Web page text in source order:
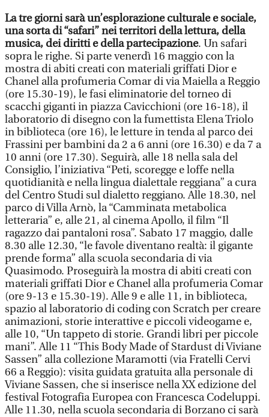
La tre giorni sarà un’esplorazione culturale e sociale,
una sorta di “safari” nei territori della lettura, della
musica, dei diritti e della partecipazione. Un safari
sopra le righe. Si parte venerdì 16 maggio con la
mostra di abiti creati con materiali griffati Dior e
Chanel alla profumeria Comar di via Maiella a Reggio
(ore 15.30-19), le fasi eliminatorie del torneo di
scacchi giganti in piazza Cavicchioni (ore 16-18), il
laboratorio di disegno con la fumettista Elena Triolo
in biblioteca (ore 16), le letture in tenda al parco dei
Frassini per bambini da 2 a 6 anni (ore 16.30) e da 7 a
10 anni (ore 17.30). Seguirà, alle 18 nella sala del
Consiglio, l’iniziativa “Peti, scoregge e loffe nella
quotidianità e nella lingua dialettale reggiana” a cura
del Centro Studi sul dialetto reggiano. Alle 18.30, nel
parco di Villa Arnò, la “Camminata metabolica
letteraria” e, alle 21, al cinema Apollo, il film “Il
ragazzo dai pantaloni rosa”. Sabato 17 maggio, dalle
8.30 alle 12.30, “le favole diventano realtà: il gigante
prende forma” alla scuola secondaria di via
Quasimodo. Proseguirà la mostra di abiti creati con
materiali griffati Dior e Chanel alla profumeria Comar
(ore 9-13 e 15.30-19). Alle 9 e alle 11, in biblioteca,
spazio al laboratorio di coding con Scratch per creare
animazioni, storie interattive e piccoli videogame e,
alle 10, “Un tappeto di storie. Grandi libri per piccole
mani”. Alle 11 “This Body Made of Stardust di Viviane
Sassen” alla collezione Maramotti (via Fratelli Cervi
66 a Reggio): visita guidata gratuita alla personale di
Viviane Sassen, che si inserisce nella XX edizione del
festival Fotografia Europea con Francesca Codeluppi.
Alle 11.30, nella scuola secondaria di Borzano ci sarà